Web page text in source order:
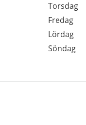
Torsdag
Fredag
Lördag
Söndag